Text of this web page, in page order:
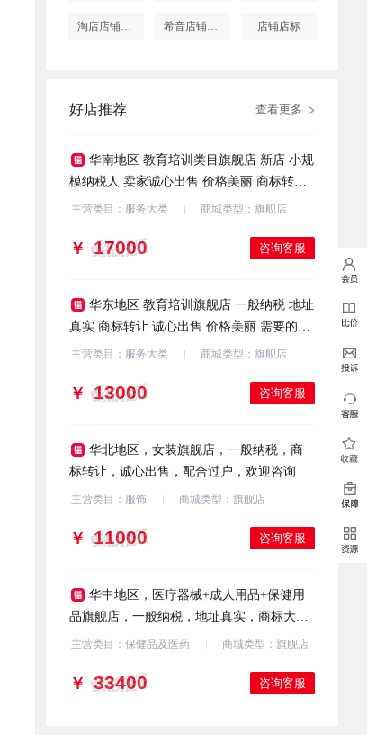
淘店店铺怎么投诉 希音店铺购买 店铺店标
好店推荐 查看更多
华南地区 教育培训类目旗舰店 新店 小规
模纳税人 卖家诚心出售 价格美丽 商标转让
欢迎滴滴客服
主营类目：服务大类 商城类型：旗舰店
￥ 咨询客服
华东地区 教育培训旗舰店 一般纳税 地址
真实 商标转让 诚心出售 价格美丽 需要的滴
滴客服
主营类目：服务大类 商城类型：旗舰店
￥ 咨询客服
华北地区，女装旗舰店，一般纳税，商
标转让，诚心出售，配合过户，欢迎咨询
主营类目：服饰 商城类型：旗舰店
￥ 咨询客服
华中地区，医疗器械+成人用品+保健用
品旗舰店，一般纳税，地址真实，商标大
气，诚心出售，有意滴滴
主营类目：保健品及医药 商城类型：旗舰店
￥ 咨询客服